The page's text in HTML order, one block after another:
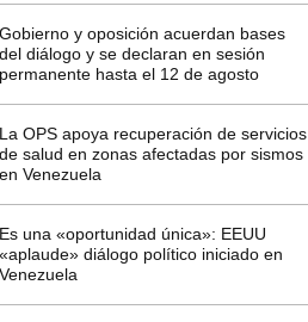
y oposición acuerdan bases
diálogo y se declaran en sesión
hasta el 12 de agosto
OPS apoya recuperación de servicios
salud en zonas afectadas por sismos
Venezuela
una «oportunidad única»: EEUU
diálogo político iniciado en